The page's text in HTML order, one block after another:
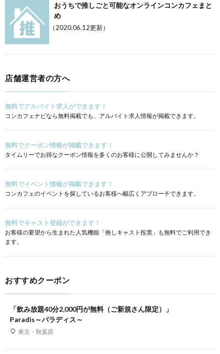
おうちで推しごと可能なオンラインコンカフェまと
め
（2020.06.12更新）
店舗運営者の方へ
無料でアルバイト求人ができます！
コンカフェナビなら無料掲載でも、アルバイト求人情報が掲載できます。
無料でクーポン情報が掲載できます！
タイムリーでお得なクーポン情報を多くのお客様に公開してみませんか？
無料でイベント情報が掲載できます！
コンカフェのイベントを探しているお客様へ幅広くアプローチできます。
無料でキャスト登録ができます！
お客様の要望から生まれた人気機能「推しキャスト投票」も無料でご利用でき
ます。
おすすめクーポン
「飲み放題40分2,000円が無料（ご新規さん限定）」
Paradis～パラディス～
東京・秋葉原